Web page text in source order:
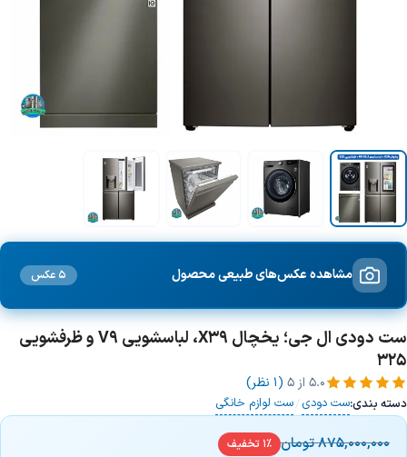
مشاهده عکس‌های طبیعی محصول 5 عکس
ست دودی ال جی؛ یخچال X39، لباسشویی V9 و ظرفشویی
325
5.0 از ۵ (1 نظر)
دسته بندی:ست دودی/ست لوازم خانگی
875,000,000تومان 1% تخفیف